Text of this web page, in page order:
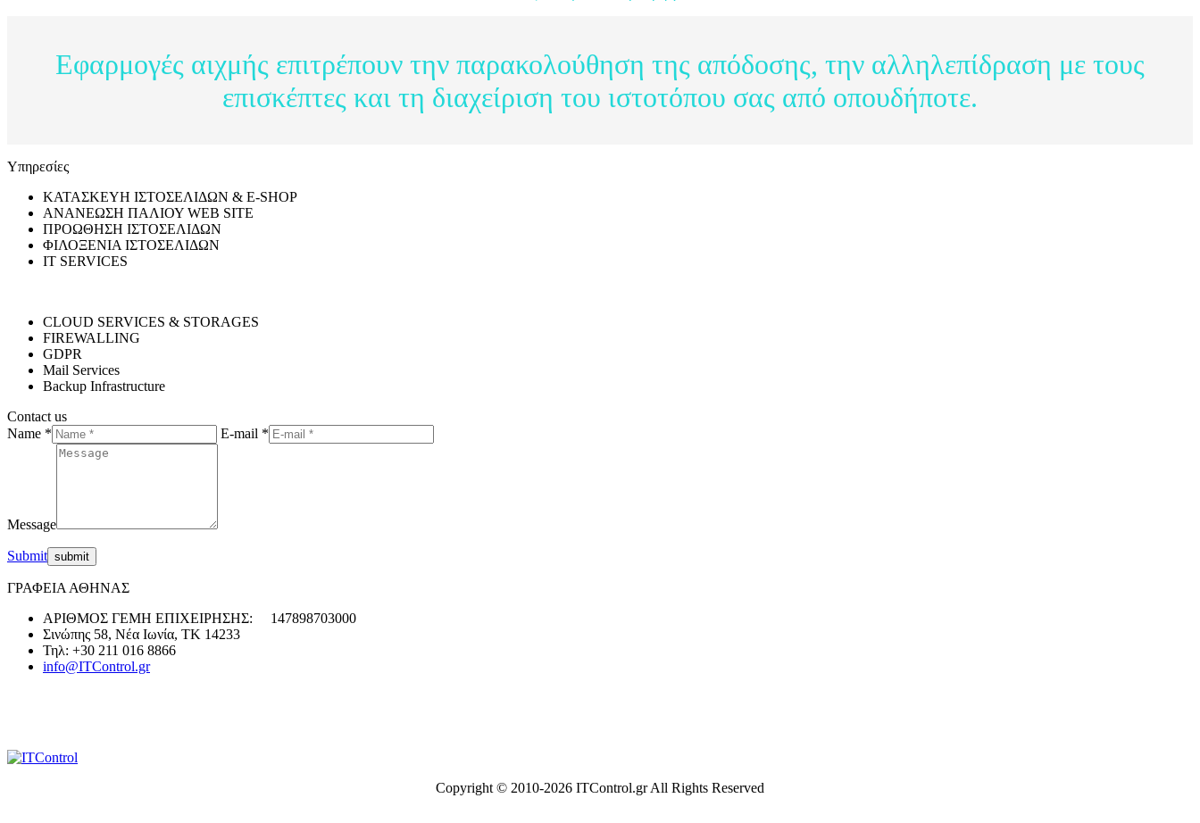
Eφαρμογές αιχμής επιτρέπουν την παρακολούθηση της απόδοσης, την αλληλεπίδραση με τους
επισκέπτες και τη διαχείριση του ιστοτόπου σας από οπουδήποτε.
Υπηρεσίες
ΚΑΤΑΣΚΕΥΗ ΙΣΤΟΣΕΛΙΔΩΝ & E-SHOP
ΑΝΑΝΕΩΣΗ ΠΑΛΙΟΥ WEB SITE
ΠΡΟΩΘΗΣΗ ΙΣΤΟΣΕΛΙΔΩΝ
ΦΙΛΟΞΕΝΙΑ ΙΣΤΟΣΕΛΙΔΩΝ
IT SERVICES
CLOUD SERVICES & STORAGES
FIREWALLING
GDPR
Mail Services
Backup Infrastructure
Contact us
Name *
E-mail *
Message
Submit
ΓΡΑΦΕΙΑ ΑΘΗΝΑΣ
ΑΡΙΘΜΟΣ ΓΕΜΗ ΕΠΙΧΕΙΡΗΣΗΣ: 147898703000
Σινώπης 58, Νέα Ιωνία, ΤΚ 14233
Τηλ: +30 211 016 8866
info@ITControl.gr
Copyright © 2010-2026 ITControl.gr All Rights Reserved